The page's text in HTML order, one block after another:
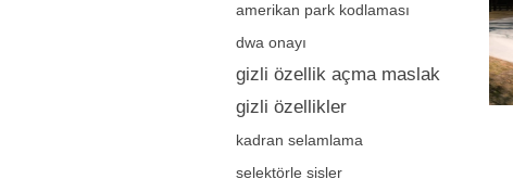
amerikan park kodlaması
dwa onayı
gizli özellik açma maslak
gizli özellikler
kadran selamlama
selektörle sisler